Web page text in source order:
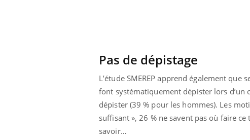
Pas de dépistage
L’étude SMEREP apprend également
font systématiquement dépister lors d’un
dépister (39 % pour les hommes). Les
suffisant », 26 % ne savent pas où faire
savoir…